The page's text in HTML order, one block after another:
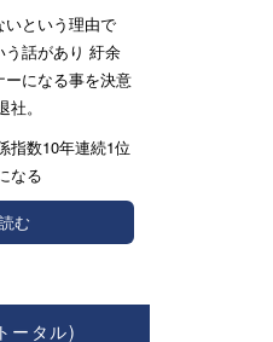
という理由で
う話があり 紆余
になる事を決意
。
指数10年連続1位
なる
む
ータル)